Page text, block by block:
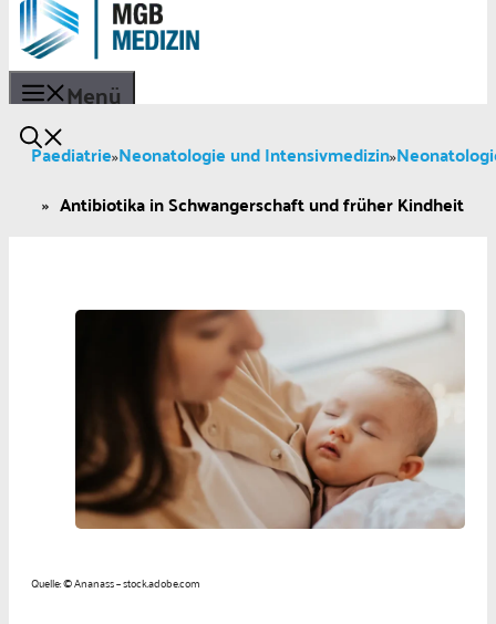
Menü
Paediatrie»Neonatologie und Intensivmedizin»
» Antibiotika in Schwangerschaft und früher Kindheit
Quelle: © Ananass – stock.adobe.com